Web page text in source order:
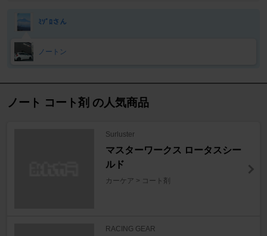
ﾐｿﾞﾛさん
ノートン
ノート コート剤 の人気商品
Surluster
マスターワークス ロータスシー
ルド
カーケア > コート剤
RACING GEAR